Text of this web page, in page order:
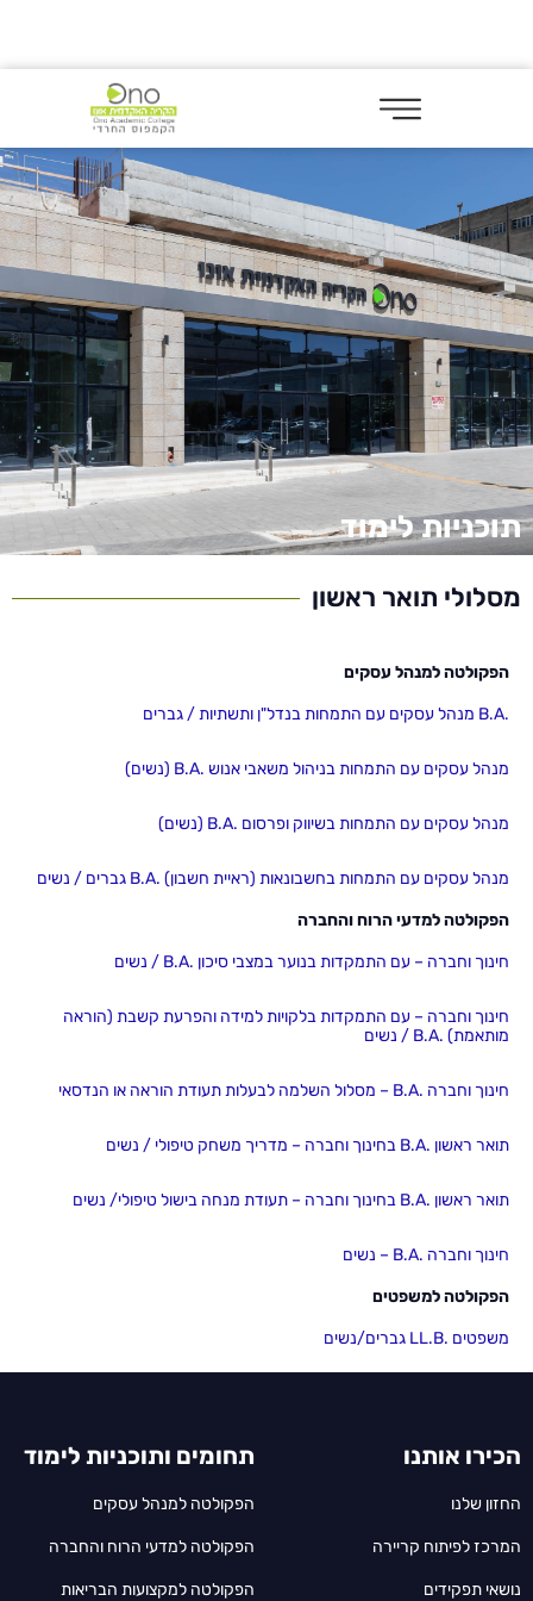
תוכניות לימוד
מסלולי תואר ראשון
הפקולטה למנהל עסקים
.B.A מנהל עסקים עם התמחות בנדל"ן ותשתיות / גברים
מנהל עסקים עם התמחות בניהול משאבי אנוש .B.A (נשים)
מנהל עסקים עם התמחות בשיווק ופרסום .B.A (נשים)
מנהל עסקים עם התמחות בחשבונאות (ראיית חשבון) .B.A גברים / נשים
הפקולטה למדעי הרוח והחברה
חינוך וחברה – עם התמקדות בנוער במצבי סיכון .B.A / נשים
חינוך וחברה – עם התמקדות בלקויות למידה והפרעת קשבת (הוראה
מותאמת) .B.A / נשים
חינוך וחברה .B.A – מסלול השלמה לבעלות תעודת הוראה או הנדסאי
תואר ראשון .B.A בחינוך וחברה – מדריך משחק טיפולי / נשים
תואר ראשון .B.A בחינוך וחברה – תעודת מנחה בישול טיפולי/ נשים
חינוך וחברה .B.A – נשים
הפקולטה למשפטים
משפטים .LL.B גברים/נשים
הכירו אותנו
החזון שלנו
המרכז לפיתוח קריירה
נושאי תפקידים
תחומים ותוכניות לימוד
הפקולטה למנהל עסקים
הפקולטה למדעי הרוח והחברה
הפקולטה למקצועות הבריאות